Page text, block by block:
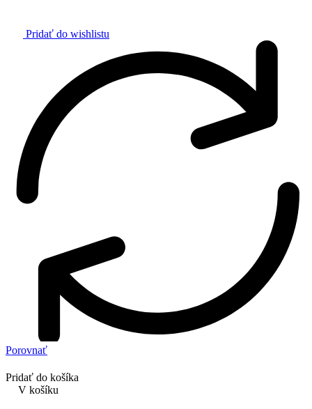
Pridať do wishlistu
Porovnať
Pridať do košíka
V košíku